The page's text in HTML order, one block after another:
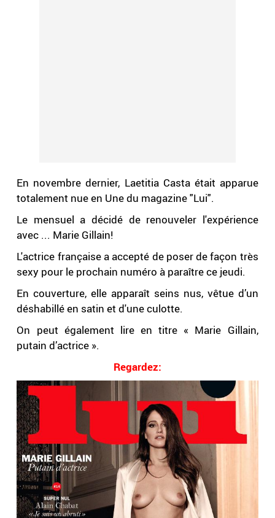
En novembre dernier, Laetitia Casta était apparue
totalement nue en Une du magazine "Lui".
Le mensuel a décidé de renouveler l'expérience
avec ... Marie Gillain!
L'actrice française a accepté de poser de façon très
sexy pour le prochain numéro à paraître ce jeudi.
En couverture, elle apparaît seins nus, vêtue d’un
déshabillé en satin et d'une culotte.
On peut également lire en titre « Marie Gillain,
putain d’actrice ».
Regardez: